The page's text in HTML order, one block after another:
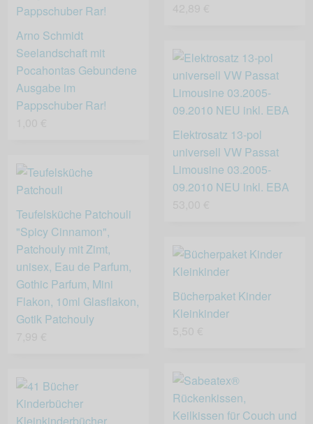
Arno Schmidt
Seelandschaft mit
Pocahontas Gebundene
Ausgabe im
Pappschuber Rar!
Elektrosatz 13-pol
universell VW Passat
Limousine 03.2005-
09.2010 NEU inkl. EBA
Teufelsküche Patchouli
"Spicy Cinnamon",
Patchouly mit Zimt,
unisex, Eau de Parfum,
Gothic Parfum, Mini
Flakon, 10ml Glasflakon,
Gotik Patchouly
Bücherpaket Kinder
Kleinkinder